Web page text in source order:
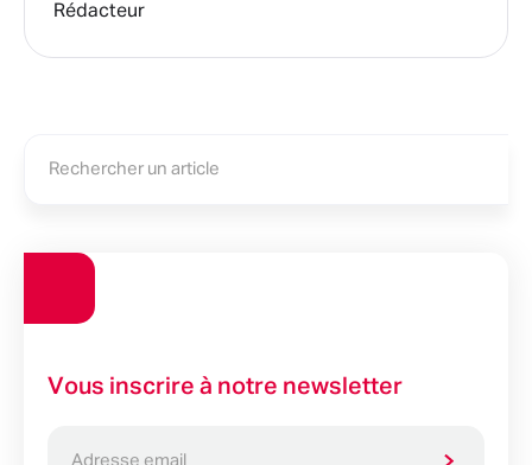
Rédacteur
Vous inscrire à notre newsletter